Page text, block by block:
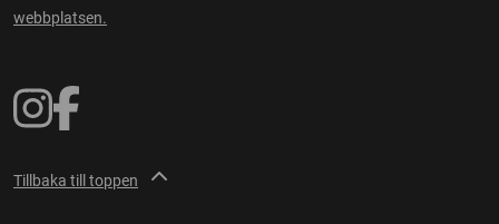
webbplatsen.
Tillbaka till toppen